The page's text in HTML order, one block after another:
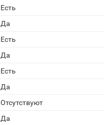
Есть
Да
Есть
Да
Есть
Да
Отсутствуют
Да